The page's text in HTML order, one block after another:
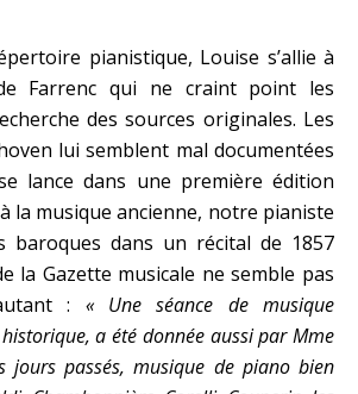
pianistique, Louise s’allie à
Farrenc qui ne craint point les
des sources originales. Les
lui semblent mal documentées
lance dans une première édition
la musique ancienne, notre pianiste
baroques dans un récital de 1857
la Gazette musicale ne semble pas
: « Une séance de musique
a été donnée aussi par Mme
jours passés, musique de piano bien